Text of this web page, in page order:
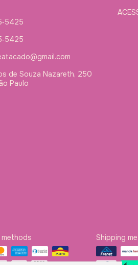
de Souza Nazareth, 250
Paulo
Shipping